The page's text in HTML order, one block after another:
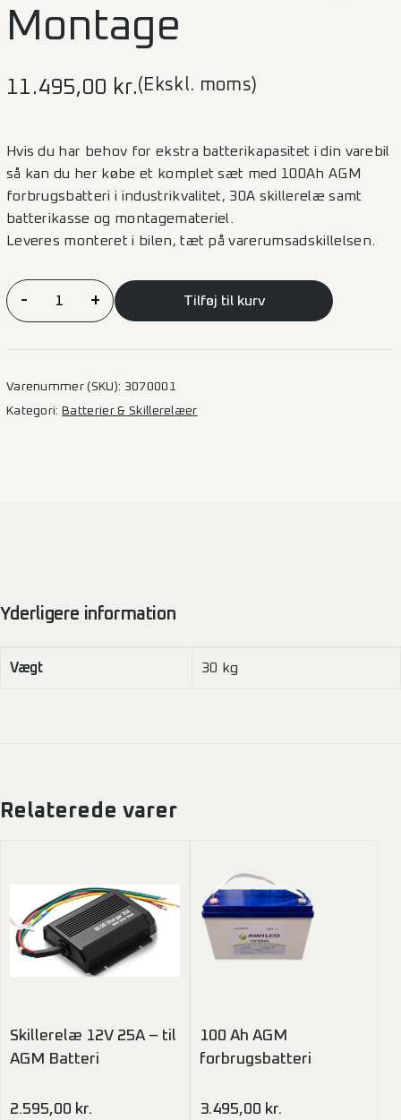
Montage
11.495,00 kr.(Ekskl. moms)
Hvis du har behov for ekstra batterikapasitet i din varebil
så kan du her købe et komplet sæt med 100Ah AGM
forbrugsbatteri i industrikvalitet, 30A skillerelæ samt
batterikasse og montagemateriel.
Leveres monteret i bilen, tæt på varerumsadskillelsen.
100
Ah
Inkl.
- + Tilføj til kurv
Varenummer (SKU): 3070001
Kategori: Batterier & Skillerelæer
Yderligere information
Vægt 30 kg
Relaterede varer
Skillerelæ 12V 25A – til
AGM Batteri
2.595,00 kr.
100 Ah AGM
forbrugsbatteri
3.495,00 kr.